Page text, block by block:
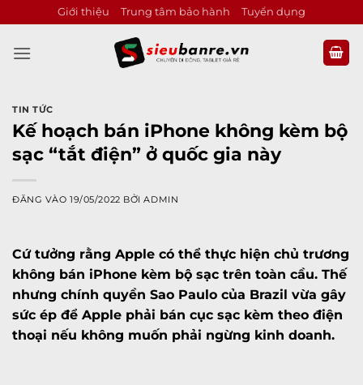
qua
nội
Giới thiệu Trung tâm bảo hành Tuyển dụng
TIN TỨC
Kế hoạch bán iPhone không kèm bộ
sạc “tắt điện” ở quốc gia này
ĐĂNG VÀO19/05/2022 BỞIADMIN
Cứ tưởng rằng Apple có thể thực hiện chủ trương
không bán iPhone kèm bộ sạc trên toàn cầu. Thế
nhưng chính quyền Sao Paulo của Brazil vừa gây
sức ép để Apple phải bán cục sạc kèm theo điện
thoại nếu không muốn phải ngừng kinh doanh.